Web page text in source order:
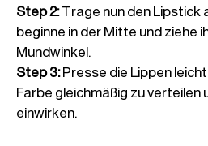
Step 2:Trage nun den Lipstick
beginne in der Mitte und ziehe
Mundwinkel.
Step 3:Presse die Lippen
Farbe gleichmäßig zu verteilen
einwirken.